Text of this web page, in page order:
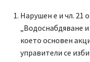
Нарушен е и чл. 21
„Водоснабдяване
което основен
управители се